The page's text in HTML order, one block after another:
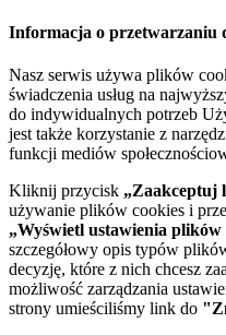
Informacja o przetwarzaniu
Nasz serwis używa plików
świadczenia usług na
do indywidualnych potrzeb
jest także korzystanie z
funkcji mediów
Kliknij przycisk „Zaakceptuj
używanie plików cookies i
„Wyświetl ustawienia plików
szczegółowy opis typów
decyzję, które z nich chcesz
możliwość zarządzania
strony umieściliśmy link do